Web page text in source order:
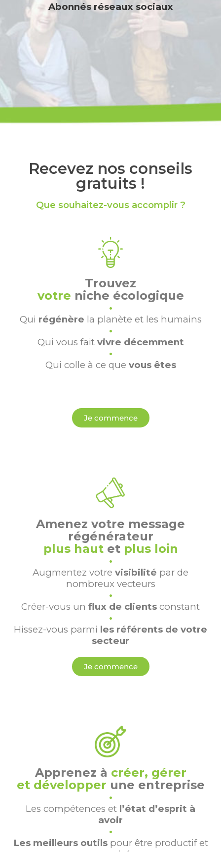
Abonnés réseaux sociaux
Recevez nos conseils
gratuits !
Que souhaitez-vous accomplir ?
Trouvez
votre niche écologique
•
Qui régénère la planète et les humains
•
Qui vous fait vivre décemment
•
Qui colle à ce que vous êtes
Je commence
Amenez votre message
régénérateur
plus hautet plus loin
•
Augmentez votre visibilité par de
nombreux vecteurs
•
Créer-vous un flux de clients constant
•
Hissez-vous parmi les référents de votre
secteur
Je commence
Apprenez à créer, gérer
et développer une entreprise
•
Les compétences et l’état d’esprit à
avoir
•
Les meilleurs outilspour être productif et